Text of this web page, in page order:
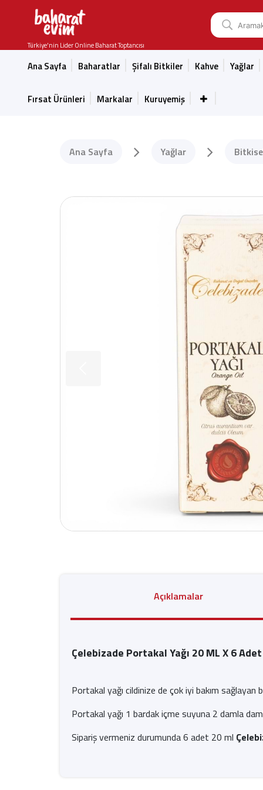
Türkiye'nin Lider Online Baharat Toptancısı
Ana Sayfa Baharatlar Şifalı Bitkiler Kahve Yağlar
Fırsat Ürünleri Markalar Kuruyemiş
Ana Sayfa Yağlar
Açıklamalar
Çelebizade Portakal Yağı 20 ML X 6 Adet
Portakal yağı cildinize de çok iyi bakım sağlayan
Portakal yağı 1 bardak içme suyuna 2 damla
Sipariş vermeniz durumunda 6 adet 20 ml